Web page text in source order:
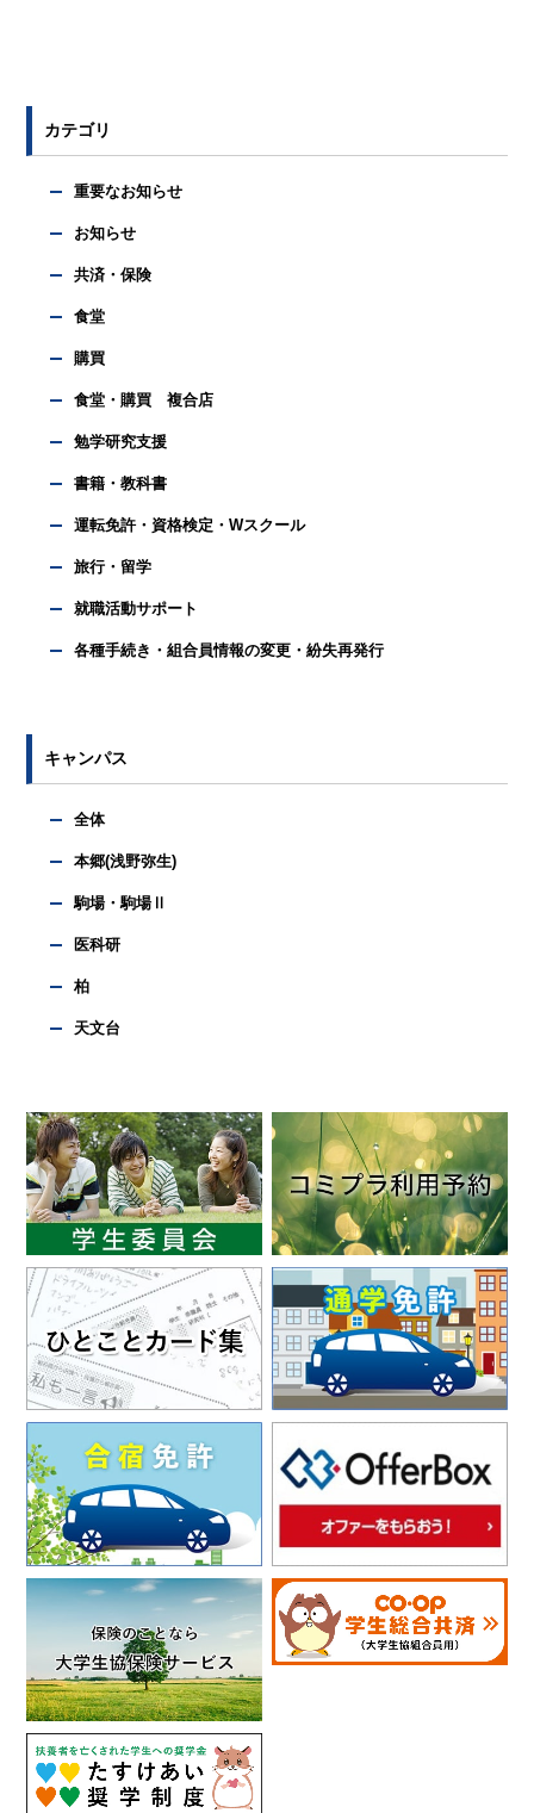
カテゴリ
重要なお知らせ
お知らせ
共済・保険
食堂
購買
食堂・購買 複合店
勉学研究支援
書籍・教科書
運転免許・資格検定・Wスクール
旅行・留学
就職活動サポート
各種手続き・組合員情報の変更・紛失再発行
キャンパス
全体
本郷(浅野弥生)
駒場・駒場Ⅱ
医科研
柏
天文台